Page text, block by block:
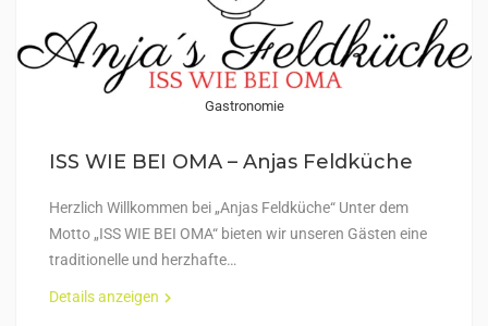
Gastronomie
ISS WIE BEI OMA – Anjas Feldküche
Herzlich Willkommen bei „Anjas Feldküche“ Unter dem
Motto „ISS WIE BEI OMA“ bieten wir unseren Gästen eine
traditionelle und herzhafte…
Details anzeigen